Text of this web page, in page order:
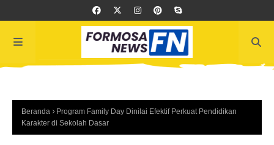
Beranda
Program Family Day Dinilai Efektif Perkuat Pendidikan
Karakter di Sekolah Dasar